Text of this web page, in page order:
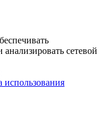
сетевой
использования